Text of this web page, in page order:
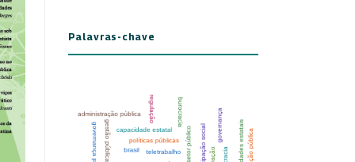
Palavras-chave